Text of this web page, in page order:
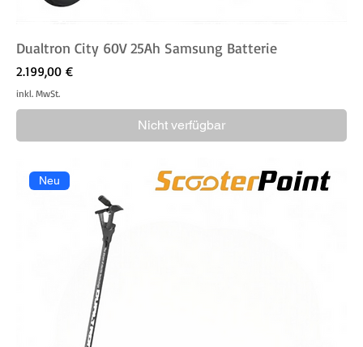
Dualtron City 60V 25Ah Samsung Batterie
Preis
2.199,00 €
inkl. MwSt.
Nicht verfügbar
Neu